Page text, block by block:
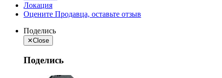
Локация
Оцените Продавца, оставьте отзыв
Поделись
✕Close
Поделись